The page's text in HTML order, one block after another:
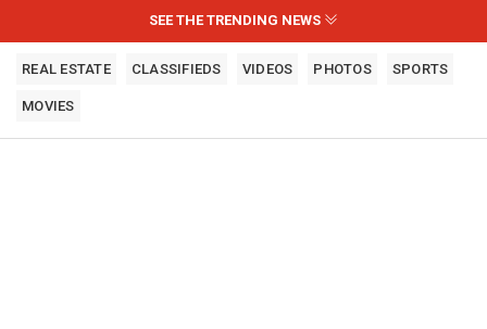
SEE THE TRENDING NEWS
REAL ESTATE CLASSIFIEDS VIDEOS PHOTOS SPORTS
MOVIES